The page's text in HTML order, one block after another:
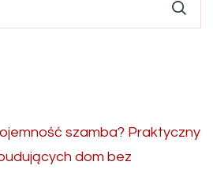
szamba? Praktyczny
dom bez